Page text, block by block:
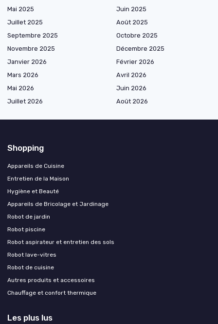
Mai 2025
Juin 2025
Juillet 2025
Août 2025
Septembre 2025
Octobre 2025
Novembre 2025
Décembre 2025
Janvier 2026
Février 2026
Mars 2026
Avril 2026
Mai 2026
Juin 2026
Juillet 2026
Août 2026
Shopping
Appareils de Cuisine
Entretien de la Maison
Hygiène et Beauté
Appareils de Bricolage et Jardinage
Robot de jardin
Robot piscine
Robot aspirateur et entretien des sols
Robot lave-vitres
Robot de cuisine
Autres produits et accessoires
Chauffage et confort thermique
Les plus lus